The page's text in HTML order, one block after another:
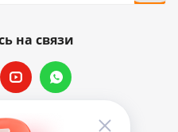
на связи